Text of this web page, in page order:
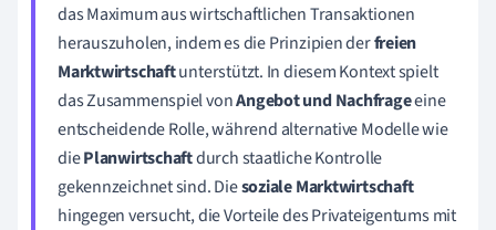
das Maximum aus wirtschaftlichen Transaktionen
herauszuholen, indem es die Prinzipien derfreien
Marktwirtschaftunterstützt. In diesem Kontext spielt
das Zusammenspiel vonAngebot und Nachfrageeine
entscheidende Rolle, während alternative Modelle wie
diePlanwirtschaftdurch staatliche Kontrolle
gekennzeichnet sind. Diesoziale Marktwirtschaft
hingegen versucht, die Vorteile des Privateigentums mit